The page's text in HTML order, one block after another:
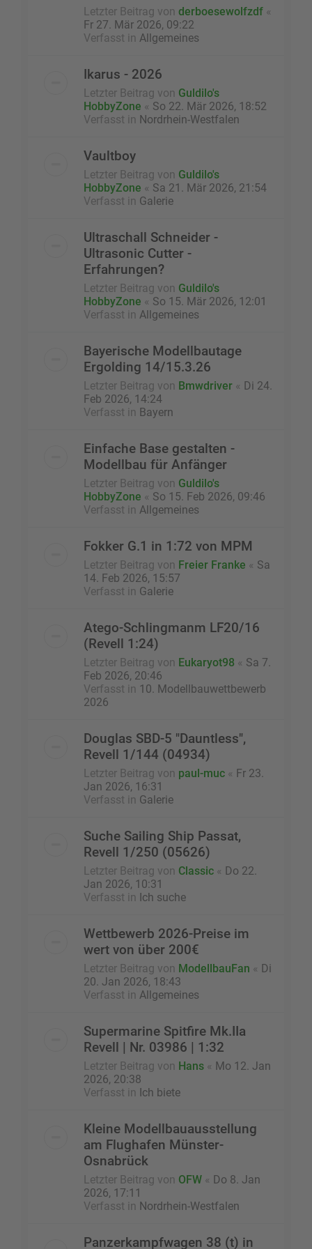
Letzter Beitrag von derboesewolfzdf «
Fr 27. Mär 2026, 09:22
Verfasst in Allgemeines
Ikarus - 2026
Letzter Beitrag von Guldilo's
HobbyZone « So 22. Mär 2026, 18:52
Verfasst in Nordrhein-Westfalen
Vaultboy
Letzter Beitrag von Guldilo's
HobbyZone « Sa 21. Mär 2026, 21:54
Verfasst in Galerie
Ultraschall Schneider -
Ultrasonic Cutter -
Erfahrungen?
Letzter Beitrag von Guldilo's
HobbyZone « So 15. Mär 2026, 12:01
Verfasst in Allgemeines
Bayerische Modellbautage
Ergolding 14/15.3.26
Letzter Beitrag von Bmwdriver « Di 24.
Feb 2026, 14:24
Verfasst in Bayern
Einfache Base gestalten -
Modellbau für Anfänger
Letzter Beitrag von Guldilo's
HobbyZone « So 15. Feb 2026, 09:46
Verfasst in Allgemeines
Fokker G.1 in 1:72 von MPM
Letzter Beitrag von Freier Franke « Sa
14. Feb 2026, 15:57
Verfasst in Galerie
Atego-Schlingmanm LF20/16
(Revell 1:24)
Letzter Beitrag von Eukaryot98 « Sa 7.
Feb 2026, 20:46
Verfasst in 10. Modellbauwettbewerb
2026
Douglas SBD-5 "Dauntless",
Revell 1/144 (04934)
Letzter Beitrag von paul-muc « Fr 23.
Jan 2026, 16:31
Verfasst in Galerie
Suche Sailing Ship Passat,
Revell 1/250 (05626)
Letzter Beitrag von Classic « Do 22.
Jan 2026, 10:31
Verfasst in Ich suche
Wettbewerb 2026-Preise im
wert von über 200€
Letzter Beitrag von ModellbauFan « Di
20. Jan 2026, 18:43
Verfasst in Allgemeines
Supermarine Spitfire Mk.IIa
Revell | Nr. 03986 | 1:32
Letzter Beitrag von Hans « Mo 12. Jan
2026, 20:38
Verfasst in Ich biete
Kleine Modellbauausstellung
am Flughafen Münster-
Osnabrück
Letzter Beitrag von OFW « Do 8. Jan
2026, 17:11
Verfasst in Nordrhein-Westfalen
Panzerkampfwagen 38 (t) in